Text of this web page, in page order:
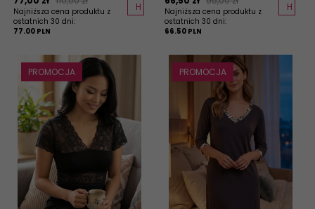
Najniższa cena produktu z
ostatnich 30 dni:
77.00 PLN
H
Najniższa cena produktu z
ostatnich 30 dni:
66.50 PLN
H
PROMOCJA PROMOCJA